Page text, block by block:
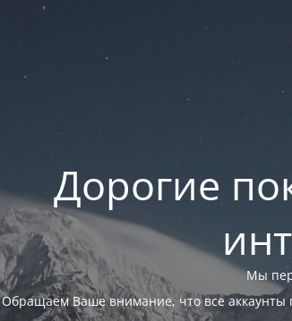
Дорогие
Мы
Обращаем Ваше внимание, что все